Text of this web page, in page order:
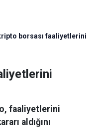
borsası faaliyetlerini
faaliyetlerini
aldığını